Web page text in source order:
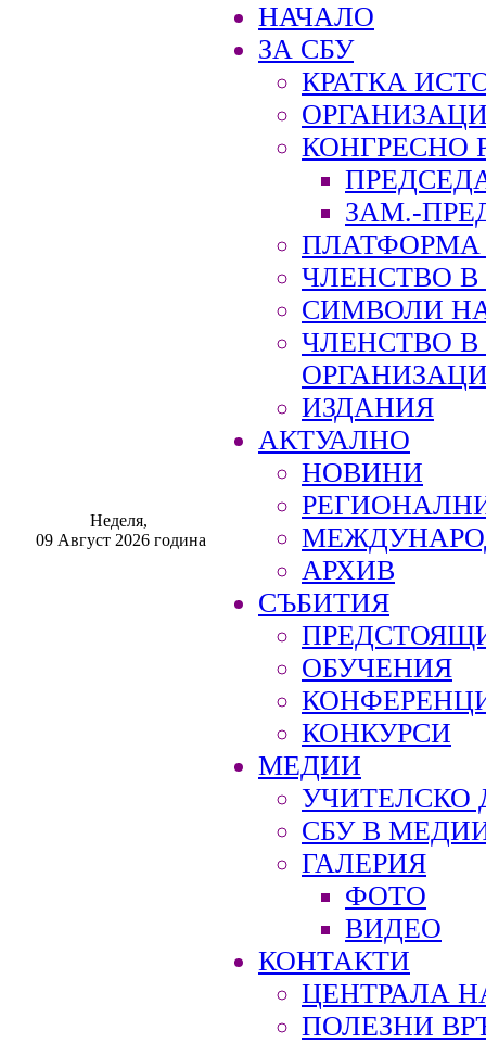
Неделя,
09 Август 2026 година
НАЧАЛО
ЗА СБУ
КРАТКА
КОНГРЕСНО
ЗАМ.-
ПЛАТФОРМА
ЧЛЕНСТВО В
СИМВОЛИ
ЧЛЕНСТВО
ИЗДАНИЯ
АКТУАЛНО
НОВИНИ
АРХИВ
СЪБИТИЯ
ОБУЧЕНИЯ
КОНКУРСИ
МЕДИИ
УЧИТЕЛСКО
СБУ В
ГАЛЕРИЯ
ФОТО
ВИДЕО
КОНТАКТИ
ЦЕНТРАЛА
ПОЛЕЗНИ